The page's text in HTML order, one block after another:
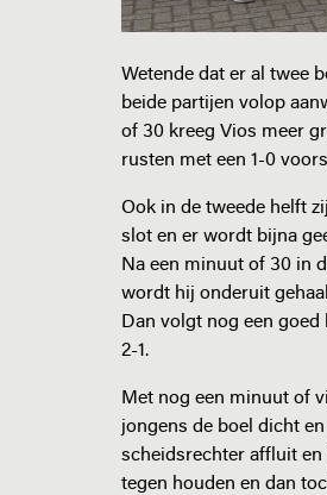
Wetende dat er al twee
beide partijen volop
of 30 kreeg Vios meer
rusten met een 1-0
Ook in de tweede helft
slot en er wordt bijna
Na een minuut of 30 in
wordt hij onderuit
Dan volgt nog een
2-1.
Met nog een minuut of
jongens de boel dicht
scheidsrechter affluit en
tegen houden en dan